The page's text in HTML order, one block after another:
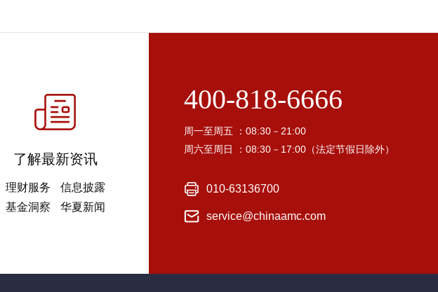
了解最新资讯
理财服务
信息披露
基金洞察
华夏新闻
400-818-6666
周一至周五 ：08:30－21:00
周六至周日 ：08:30－17:00（法定节假日除外）
010-63136700
service@chinaamc.com